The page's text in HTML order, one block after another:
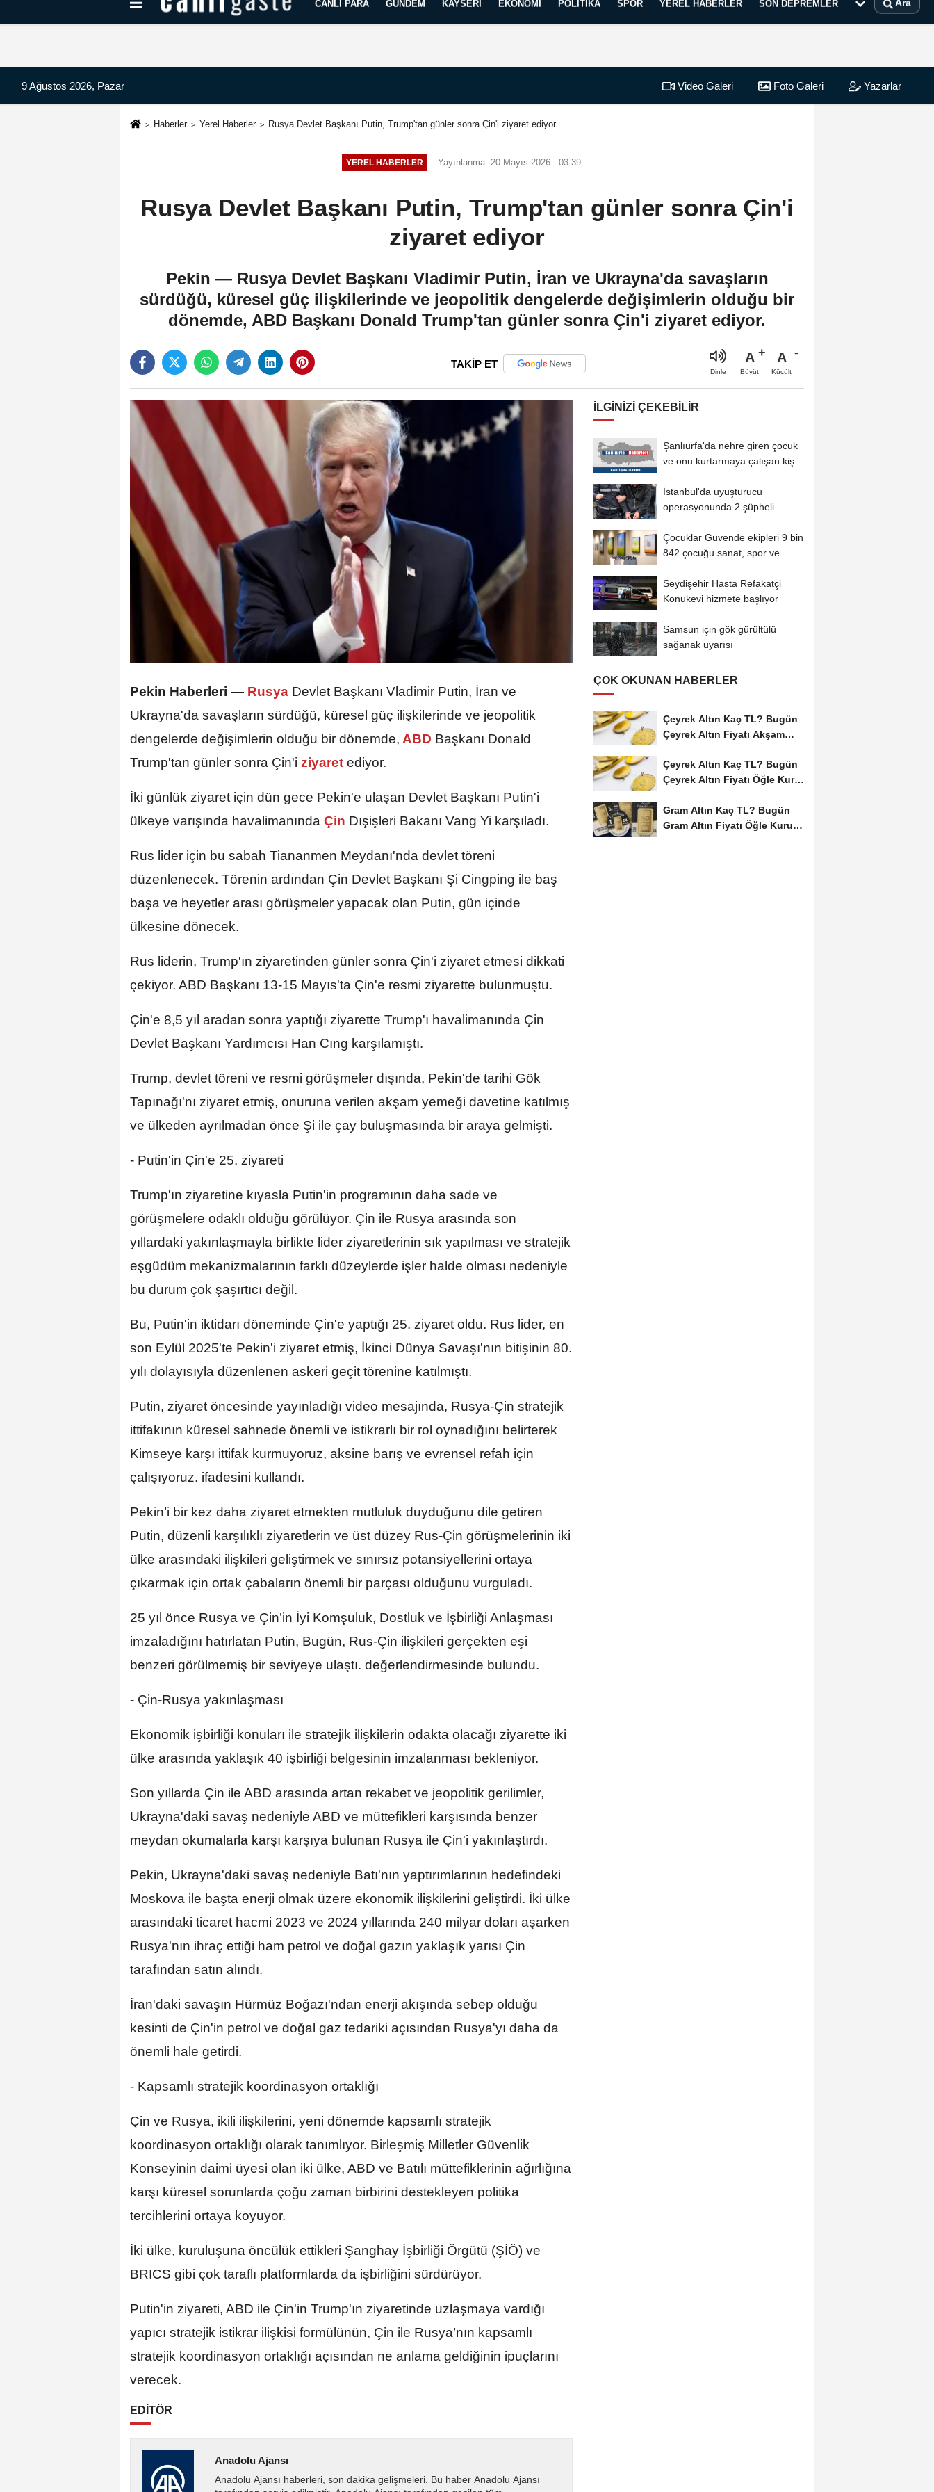
Kayseri Haberleri Can Radyo Dinle
CANLI PARA GÜNDEM KAYSERI EKONOMI POLITIKA SPOR YEREL HABERLER SON DEPREMLER Ara
9 Ağustos 2026, Pazar Video Galeri Foto Galeri Yazarlar
Haberler Yerel Haberler Rusya Devlet Başkanı Putin, Trump'tan günler sonra Çin'i ziyaret ediyor
YEREL HABERLER Yayınlanma: 20 Mayıs 2026 - 03:39
Rusya Devlet Başkanı Putin, Trump'tan günler sonra Çin'i
ziyaret ediyor
Pekin — Rusya Devlet Başkanı Vladimir Putin, İran ve Ukrayna'da savaşların
sürdüğü, küresel güç ilişkilerinde ve jeopolitik dengelerde değişimlerin olduğu bir
dönemde, ABD Başkanı Donald Trump'tan günler sonra Çin'i ziyaret ediyor.
TAKİP ET
Dinle
A
Büyüt
A
Küçült
Pekin Haberleri — Rusya Devlet Başkanı Vladimir Putin, İran ve
Ukrayna'da savaşların sürdüğü, küresel güç ilişkilerinde ve jeopolitik
dengelerde değişimlerin olduğu bir dönemde, ABD Başkanı Donald
Trump'tan günler sonra Çin'i ziyaret ediyor.
İki günlük ziyaret için dün gece Pekin'e ulaşan Devlet Başkanı Putin'i
ülkeye varışında havalimanında Çin Dışişleri Bakanı Vang Yi karşıladı.
Rus lider için bu sabah Tiananmen Meydanı'nda devlet töreni
düzenlenecek. Törenin ardından Çin Devlet Başkanı Şi Cingping ile baş
başa ve heyetler arası görüşmeler yapacak olan Putin, gün içinde
ülkesine dönecek.
Rus liderin, Trump'ın ziyaretinden günler sonra Çin'i ziyaret etmesi dikkati
çekiyor. ABD Başkanı 13-15 Mayıs'ta Çin'e resmi ziyarette bulunmuştu.
Çin'e 8,5 yıl aradan sonra yaptığı ziyarette Trump'ı havalimanında Çin
Devlet Başkanı Yardımcısı Han Cıng karşılamıştı.
Trump, devlet töreni ve resmi görüşmeler dışında, Pekin'de tarihi Gök
Tapınağı'nı ziyaret etmiş, onuruna verilen akşam yemeği davetine katılmış
ve ülkeden ayrılmadan önce Şi ile çay buluşmasında bir araya gelmişti.
- Putin'in Çin'e 25. ziyareti
Trump'ın ziyaretine kıyasla Putin'in programının daha sade ve
görüşmelere odaklı olduğu görülüyor. Çin ile Rusya arasında son
yıllardaki yakınlaşmayla birlikte lider ziyaretlerinin sık yapılması ve stratejik
eşgüdüm mekanizmalarının farklı düzeylerde işler halde olması nedeniyle
bu durum çok şaşırtıcı değil.
Bu, Putin'in iktidarı döneminde Çin'e yaptığı 25. ziyaret oldu. Rus lider, en
son Eylül 2025'te Pekin'i ziyaret etmiş, İkinci Dünya Savaşı'nın bitişinin 80.
yılı dolayısıyla düzenlenen askeri geçit törenine katılmıştı.
Putin, ziyaret öncesinde yayınladığı video mesajında, Rusya-Çin stratejik
ittifakının küresel sahnede önemli ve istikrarlı bir rol oynadığını belirterek
Kimseye karşı ittifak kurmuyoruz, aksine barış ve evrensel refah için
çalışıyoruz. ifadesini kullandı.
Pekin’i bir kez daha ziyaret etmekten mutluluk duyduğunu dile getiren
Putin, düzenli karşılıklı ziyaretlerin ve üst düzey Rus-Çin görüşmelerinin iki
ülke arasındaki ilişkileri geliştirmek ve sınırsız potansiyellerini ortaya
çıkarmak için ortak çabaların önemli bir parçası olduğunu vurguladı.
25 yıl önce Rusya ve Çin’in İyi Komşuluk, Dostluk ve İşbirliği Anlaşması
imzaladığını hatırlatan Putin, Bugün, Rus-Çin ilişkileri gerçekten eşi
benzeri görülmemiş bir seviyeye ulaştı. değerlendirmesinde bulundu.
- Çin-Rusya yakınlaşması
Ekonomik işbirliği konuları ile stratejik ilişkilerin odakta olacağı ziyarette iki
ülke arasında yaklaşık 40 işbirliği belgesinin imzalanması bekleniyor.
Son yıllarda Çin ile ABD arasında artan rekabet ve jeopolitik gerilimler,
Ukrayna'daki savaş nedeniyle ABD ve müttefikleri karşısında benzer
meydan okumalarla karşı karşıya bulunan Rusya ile Çin'i yakınlaştırdı.
Pekin, Ukrayna'daki savaş nedeniyle Batı'nın yaptırımlarının hedefindeki
Moskova ile başta enerji olmak üzere ekonomik ilişkilerini geliştirdi. İki ülke
arasındaki ticaret hacmi 2023 ve 2024 yıllarında 240 milyar doları aşarken
Rusya'nın ihraç ettiği ham petrol ve doğal gazın yaklaşık yarısı Çin
tarafından satın alındı.
İran'daki savaşın Hürmüz Boğazı'ndan enerji akışında sebep olduğu
kesinti de Çin'in petrol ve doğal gaz tedariki açısından Rusya'yı daha da
önemli hale getirdi.
- Kapsamlı stratejik koordinasyon ortaklığı
Çin ve Rusya, ikili ilişkilerini, yeni dönemde kapsamlı stratejik
koordinasyon ortaklığı olarak tanımlıyor. Birleşmiş Milletler Güvenlik
Konseyinin daimi üyesi olan iki ülke, ABD ve Batılı müttefiklerinin ağırlığına
karşı küresel sorunlarda çoğu zaman birbirini destekleyen politika
tercihlerini ortaya koyuyor.
İki ülke, kuruluşuna öncülük ettikleri Şanghay İşbirliği Örgütü (ŞİÖ) ve
BRICS gibi çok taraflı platformlarda da işbirliğini sürdürüyor.
Putin'in ziyareti, ABD ile Çin'in Trump'ın ziyaretinde uzlaşmaya vardığı
yapıcı stratejik istikrar ilişkisi formülünün, Çin ile Rusya’nın kapsamlı
stratejik koordinasyon ortaklığı açısından ne anlama geldiğinin ipuçlarını
verecek.
EDİTÖR
Anadolu Ajansı
Anadolu Ajansı haberleri, son dakika gelişmeleri. Bu haber Anadolu Ajansı
İLGINIZI ÇEKEBILIR
Şanlıurfa'da nehre giren çocuk
ve onu kurtarmaya çalışan kişi
İstanbul'da uyuşturucu
operasyonunda 2 şüpheli
Çocuklar Güvende ekipleri 9 bin
842 çocuğu sanat, spor ve
Seydişehir Hasta Refakatçi
Konukevi hizmete başlıyor
Samsun için gök gürültülü
sağanak uyarısı
ÇOK OKUNAN HABERLER
Çeyrek Altın Kaç TL? Bugün
Çeyrek Altın Fiyatı Akşam
Çeyrek Altın Kaç TL? Bugün
Çeyrek Altın Fiyatı Öğle Kuru
Gram Altın Kaç TL? Bugün
Gram Altın Fiyatı Öğle Kuru